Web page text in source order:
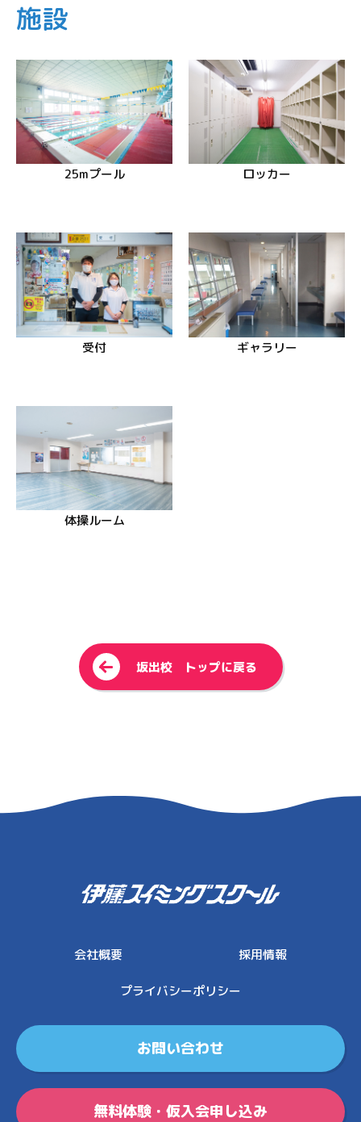
施設
25mプール ロッカー
受付 ギャラリー
体操ルーム
< 坂出校 トップに戻る
伊藤スイミングスクール
会社概要 採用情報
プライバシーポリシー
お問い合わせ
無料体験・仮入会申し込み